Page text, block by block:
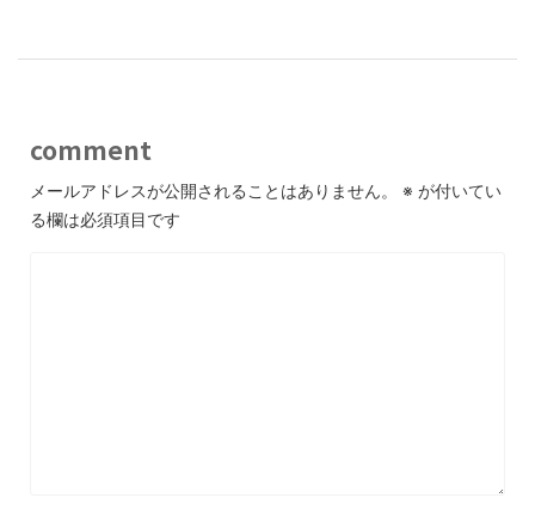
comment
メールアドレスが公開されることはありません。 ※ が付いてい
る欄は必須項目です